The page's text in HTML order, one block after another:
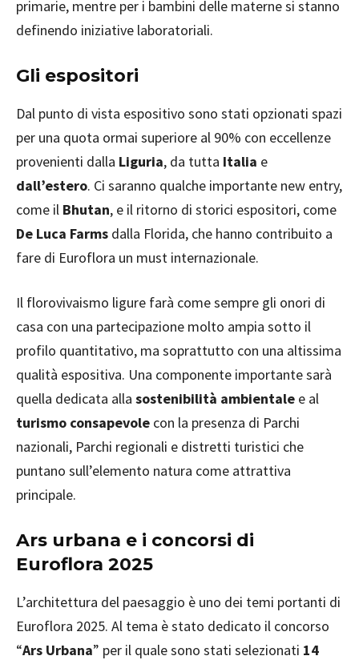
primarie, mentre per i bambini delle materne si stanno
definendo iniziative laboratoriali.
Gli espositori
Dal punto di vista espositivo sono stati opzionati spazi
per una quota ormai superiore al 90% con eccellenze
provenienti dalla Liguria, da tutta Italia e
dall’estero. Ci saranno qualche importante new entry,
come il Bhutan, e il ritorno di storici espositori, come
De Luca Farms dalla Florida, che hanno contribuito a
fare di Euroflora un must internazionale.
Il florovivaismo ligure farà come sempre gli onori di
casa con una partecipazione molto ampia sotto il
profilo quantitativo, ma soprattutto con una altissima
qualità espositiva. Una componente importante sarà
quella dedicata alla sostenibilità ambientale e al
turismo consapevole con la presenza di Parchi
nazionali, Parchi regionali e distretti turistici che
puntano sull’elemento natura come attrattiva
principale.
Ars urbana e i concorsi di
Euroflora 2025
L’architettura del paesaggio è uno dei temi portanti di
Euroflora 2025. Al tema è stato dedicato il concorso
“Ars Urbana” per il quale sono stati selezionati 14